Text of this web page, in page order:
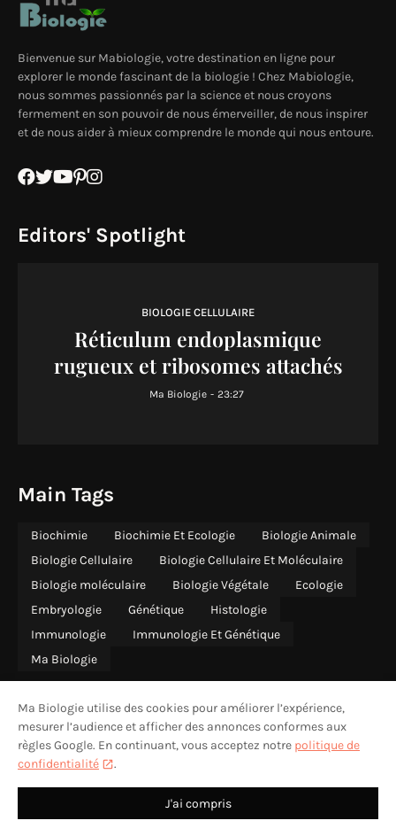
Bienvenue sur Mabiologie, votre destination en ligne pour
explorer le monde fascinant de la biologie ! Chez Mabiologie,
nous sommes passionnés par la science et nous croyons
fermement en son pouvoir de nous émerveiller, de nous inspirer
et de nous aider à mieux comprendre le monde qui nous entoure.
Editors' Spotlight
BIOLOGIE CELLULAIRE
Réticulum endoplasmique
rugueux et ribosomes attachés
Ma Biologie - 23:27
Main Tags
Biochimie Biochimie Et Ecologie
Biologie Animale
Biologie Cellulaire
Biologie Cellulaire Et Moléculaire
Biologie moléculaire
Biologie Végétale
Ecologie
Embryologie
Génétique
Histologie
Immunologie
Immunologie Et Génétique
Ma Biologie
DESIGN BY - MA BIOLOGIE
ACCUEILQUI SOMMES-NOUSCONTACTCONFIDENTIALITÉ
MENTIONS LÉGALES
Ma Biologie utilise des cookies pour améliorer l’expérience,
mesurer l’audience et afficher des annonces conformes aux
règles Google. En continuant, vous acceptez notre politique de
confidentialité
.
J'ai compris